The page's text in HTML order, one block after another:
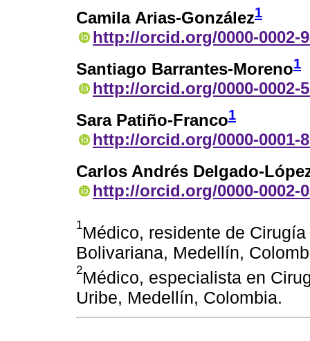
Camila Arias-González1
http://orcid.org/0000-0002-
Santiago Barrantes-Moreno1
http://orcid.org/0000-0002-
Sara Patiño-Franco1
http://orcid.org/0000-0001-
Carlos Andrés Delgado-
http://orcid.org/0000-0002-
1Médico, residente de
Bolivariana, Medellín,
2Médico, especialista en
Uribe, Medellín, Colombia.